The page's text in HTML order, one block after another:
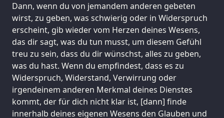
Dann, wenn du von jemandem anderen gebeten
wirst, zu geben, was schwierig oder in Widerspruch
erscheint, gib wieder vom Herzen deines Wesens,
das dir sagt, was du tun musst, um diesem Gefühl
treu zu sein, dass du dir wünschst, alles zu geben,
was du hast. Wenn du empfindest, dass es zu
Widerspruch, Widerstand, Verwirrung oder
irgendeinem anderen Merkmal deines Dienstes
kommt, der für dich nicht klar ist, [dann] finde
innerhalb deines eigenen Wesens den Glauben und